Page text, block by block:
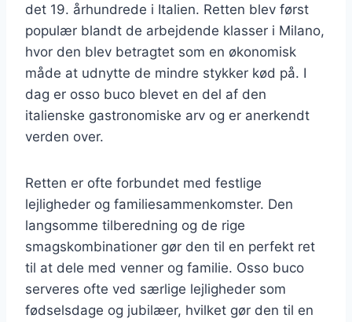
det 19. århundrede i Italien. Retten blev først
populær blandt de arbejdende klasser i Milano,
hvor den blev betragtet som en økonomisk
måde at udnytte de mindre stykker kød på. I
dag er osso buco blevet en del af den
italienske gastronomiske arv og er anerkendt
verden over.
Retten er ofte forbundet med festlige
lejligheder og familiesammenkomster. Den
langsomme tilberedning og de rige
smagskombinationer gør den til en perfekt ret
til at dele med venner og familie. Osso buco
serveres ofte ved særlige lejligheder som
fødselsdage og jubilæer, hvilket gør den til en